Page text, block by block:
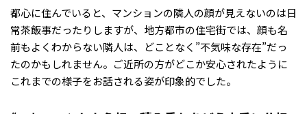
都心に住んでいると、マンションの隣人の顔が見えないのは日
常茶飯事だったりしますが、地方都市の住宅街では、顔も名
前もよくわからない隣人は、どことなく”不気味な存在”だっ
たのかもしれません。ご近所の方がどこか安心されたように
これまでの様子をお話される姿が印象的でした。